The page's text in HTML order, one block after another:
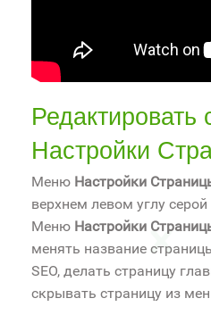
Редактировать
Настройки
Меню Настройки
верхнем левом углу
Меню Настройки
менять название
SEO, делать страницу
скрывать страницу из